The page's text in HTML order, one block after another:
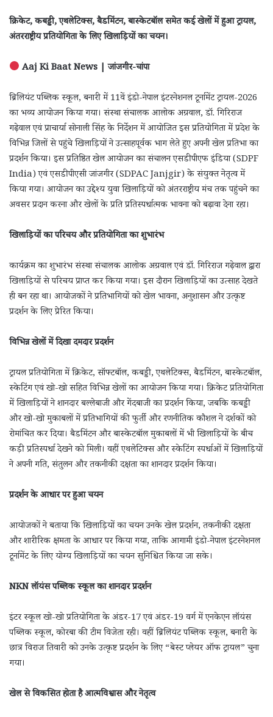
क्रिकेट, कबड्डी, एथलेटिक्स, बैडमिंटन, बास्केटबॉल समेत कई खेलों में हुआ ट्रायल,
अंतरराष्ट्रीय प्रतियोगिता के लिए खिलाड़ियों का चयन।
Aaj Ki Baat News | जांजगीर-चांपा
ब्रिलियंट पब्लिक स्कूल, बनारी में 11वें इंडो-नेपाल इंटरनेशनल टूर्नामेंट ट्रायल-2026
का भव्य आयोजन किया गया। संस्था संचालक आलोक अग्रवाल, डॉ. गिरिराज
गढ़ेवाल एवं प्राचार्या सोनाली सिंह के निर्देशन में आयोजित इस प्रतियोगिता में प्रदेश के
विभिन्न जिलों से पहुंचे खिलाड़ियों ने उत्साहपूर्वक भाग लेते हुए अपनी खेल प्रतिभा का
प्रदर्शन किया। इस प्रतिष्ठित खेल आयोजन का संचालन एसडीपीएफ इंडिया (SDPF
India) एवं एसडीपीएसी जांजगीर (SDPAC Janjgir) के संयुक्त नेतृत्व में
किया गया। आयोजन का उद्देश्य युवा खिलाड़ियों को अंतरराष्ट्रीय मंच तक पहुंचने का
अवसर प्रदान करना और खेलों के प्रति प्रतिस्पर्धात्मक भावना को बढ़ावा देना रहा।
खिलाड़ियों का परिचय और प्रतियोगिता का शुभारंभ
कार्यक्रम का शुभारंभ संस्था संचालक आलोक अग्रवाल एवं डॉ. गिरिराज गढ़ेवाल द्वारा
खिलाड़ियों से परिचय प्राप्त कर किया गया। इस दौरान खिलाड़ियों का उत्साह देखते
ही बन रहा था। आयोजकों ने प्रतिभागियों को खेल भावना, अनुशासन और उत्कृष्ट
प्रदर्शन के लिए प्रेरित किया।
विभिन्न खेलों में दिखा दमदार प्रदर्शन
ट्रायल प्रतियोगिता में क्रिकेट, सॉफ्टबॉल, कबड्डी, एथलेटिक्स, बैडमिंटन, बास्केटबॉल,
स्केटिंग एवं खो-खो सहित विभिन्न खेलों का आयोजन किया गया। क्रिकेट प्रतियोगिता
में खिलाड़ियों ने शानदार बल्लेबाजी और गेंदबाजी का प्रदर्शन किया, जबकि कबड्डी
और खो-खो मुकाबलों में प्रतिभागियों की फुर्ती और रणनीतिक कौशल ने दर्शकों को
रोमांचित कर दिया। बैडमिंटन और बास्केटबॉल मुकाबलों में भी खिलाड़ियों के बीच
कड़ी प्रतिस्पर्धा देखने को मिली। वहीं एथलेटिक्स और स्केटिंग स्पर्धाओं में खिलाड़ियों
ने अपनी गति, संतुलन और तकनीकी दक्षता का शानदार प्रदर्शन किया।
प्रदर्शन के आधार पर हुआ चयन
आयोजकों ने बताया कि खिलाड़ियों का चयन उनके खेल प्रदर्शन, तकनीकी दक्षता
और शारीरिक क्षमता के आधार पर किया गया, ताकि आगामी इंडो-नेपाल इंटरनेशनल
टूर्नामेंट के लिए योग्य खिलाड़ियों का चयन सुनिश्चित किया जा सके।
NKN लॉयंस पब्लिक स्कूल का शानदार प्रदर्शन
इंटर स्कूल खो-खो प्रतियोगिता के अंडर-17 एवं अंडर-19 वर्ग में एनकेएन लॉयंस
पब्लिक स्कूल, कोरबा की टीम विजेता रही। वहीं ब्रिलियंट पब्लिक स्कूल, बनारी के
छात्र विराज तिवारी को उनके उत्कृष्ट प्रदर्शन के लिए “बेस्ट प्लेयर ऑफ ट्रायल” चुना
गया।
खेल से विकसित होता है आत्मविश्वास और नेतृत्व